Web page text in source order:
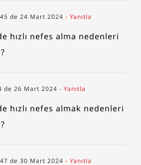
de 24 Mart 2024 - Yanıtla
hızlı nefes alma nedenleri
de 26 Mart 2024 - Yanıtla
hızlı nefes almak nedenleri
de 30 Mart 2024 - Yanıtla